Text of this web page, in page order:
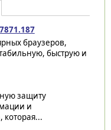
браузеров,
быструю и
защиту
и